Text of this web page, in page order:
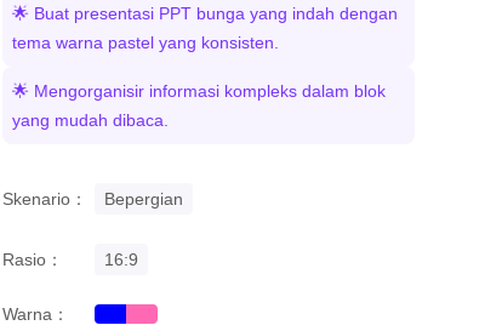
🌟 Buat presentasi PPT bunga yang indah dengan
tema warna pastel yang konsisten.
🌟 Mengorganisir informasi kompleks dalam blok
yang mudah dibaca.
Skenario： Bepergian
Rasio： 16:9
Warna： bluepink